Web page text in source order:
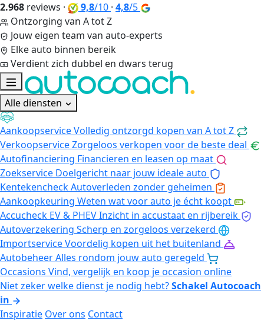
2.968 reviews · 9,8/10 · 4,8/5
Ontzorging van A tot Z
Jouw eigen team van auto-experts
Elke auto binnen bereik
Verdient zich dubbel en dwars terug
Alle diensten
AankoopserviceVolledig ontzorgd kopen van A tot Z
VerkoopserviceZorgeloos verkopen voor de beste deal
Autofinanciering Financieren en leasen op maat
Zoekservice Doelgericht naar jouw ideale auto
KentekencheckAutoverleden zonder geheimen
Aankoopkeuring Weten wat voor auto je écht koopt
Accucheck EV & PHEVInzicht in accustaat en rijbereik
Autoverzekering Scherp en zorgeloos verzekerd
ImportserviceVoordelig kopen uit het buitenland
AutobeheerAlles rondom jouw auto geregeld
Occasions Vind, vergelijk en koop je occasion online
Niet zeker welke dienst je nodig hebt?Schakel Autocoach
in
Inspiratie Over ons Contact